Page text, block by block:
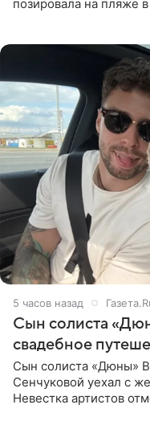
позировала на пляже
5 часов назад
Сын солиста
свадебное
Сын солиста «Дюны»
Сенчуковой уехал с
Невестка артистов